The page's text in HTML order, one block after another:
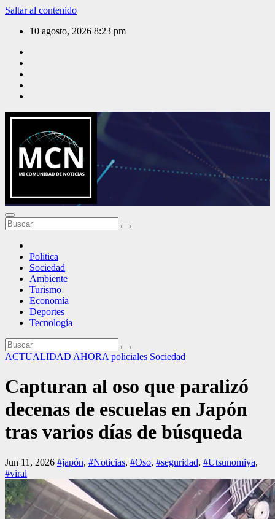
Saltar al contenido
10 agosto, 2026 8:23 pm
Mi Comunidad de Noticias
Politica
Sociedad
Ambiente
Turismo
Economía
Deportes
Tecnología
ACTUALIDAD AHORA policiales Sociedad
Capturan al oso que paralizó
decenas de escuelas en Japón
tras varios días de búsqueda
Jun 11, 2026 #japón, #Noticias, #Oso, #seguridad, #Utsunomiya,
#viral